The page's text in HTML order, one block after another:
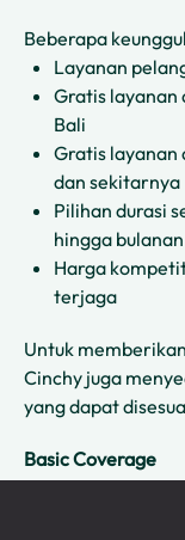
Beberapa
Layanan
Gratis layanan
Bali
Gratis layanan
dan sekitarnya
Pilihan durasi
hingga bulanan
Harga
terjaga
Untuk
Cinchy juga
yang dapat
Basic Coverage
Perlindungan
nilai